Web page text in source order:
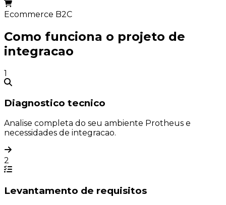
Ecommerce B2C
Como funciona o projeto de
integracao
1
Diagnostico tecnico
Analise completa do seu ambiente Protheus e
necessidades de integracao.
2
Levantamento de requisitos